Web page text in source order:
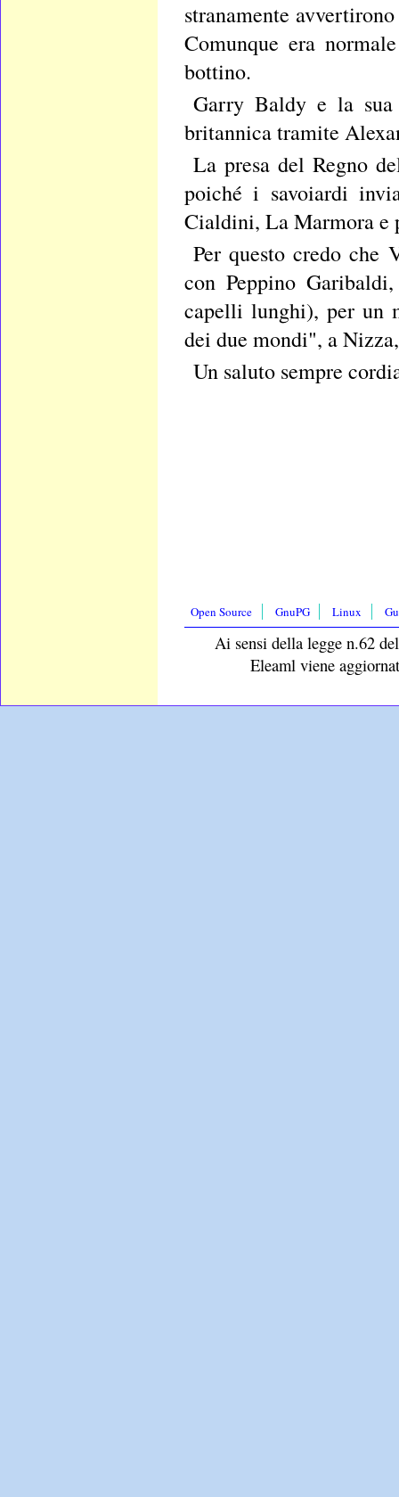
stranamente
Comunque era
bottino.
Garry Baldy e la sua
britannica tramite
La presa del Regno
poiché i savoiardi
Cialdini, La Marmora e
Per questo credo che
con Peppino
capelli lunghi), per un
dei due mondi", a
Un saluto sempre
Open Source GnuPG Linux
Ai sensi della legge n.62
Eleaml viene